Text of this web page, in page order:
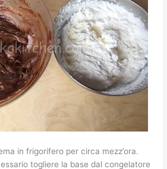
in frigorifero per circa mezz’ora.
togliere la base dal congelatore